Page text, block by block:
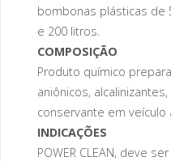
bombonas plásticas de
e 200 litros.
COMPOSIÇÃO
Produto químico
aniônicos,
conservante em veículo
INDICAÇÕES
POWER CLEAN, deve